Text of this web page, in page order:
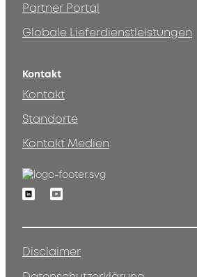
Partner Portal
Globale Lieferdienstleistungen
Kontakt
Kontakt
Standorte
Kontakt Medien
LinkedinYoutube
Disclaimer